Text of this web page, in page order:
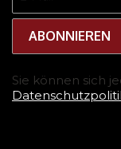
Mail
(erforderlich)
Sie können sich